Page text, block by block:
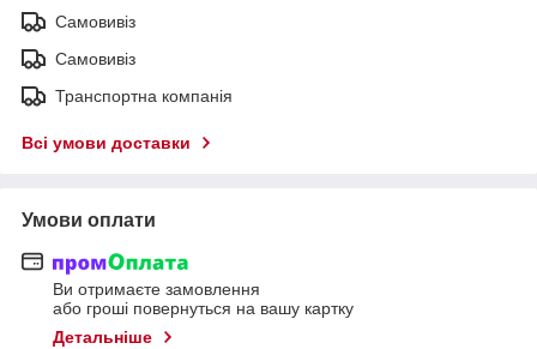
Самовивіз
Самовивіз
Транспортна компанія
Всі умови доставки
Умови оплати
Ви отримаєте замовлення
або гроші повернуться на вашу картку
Детальніше